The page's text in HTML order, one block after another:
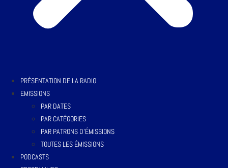
PRÉSENTATION DE LA RADIO
EMISSIONS
PAR DATES
PAR CATÉGORIES
PAR PATRONS D’ÉMISSIONS
TOUTES LES ÉMISSIONS
PODCASTS